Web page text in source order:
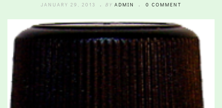
JANUARY 29, 2013 BY ADMIN 0 COMMENT